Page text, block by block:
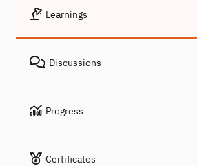
Learnings
Discussions
Progress
Certificates